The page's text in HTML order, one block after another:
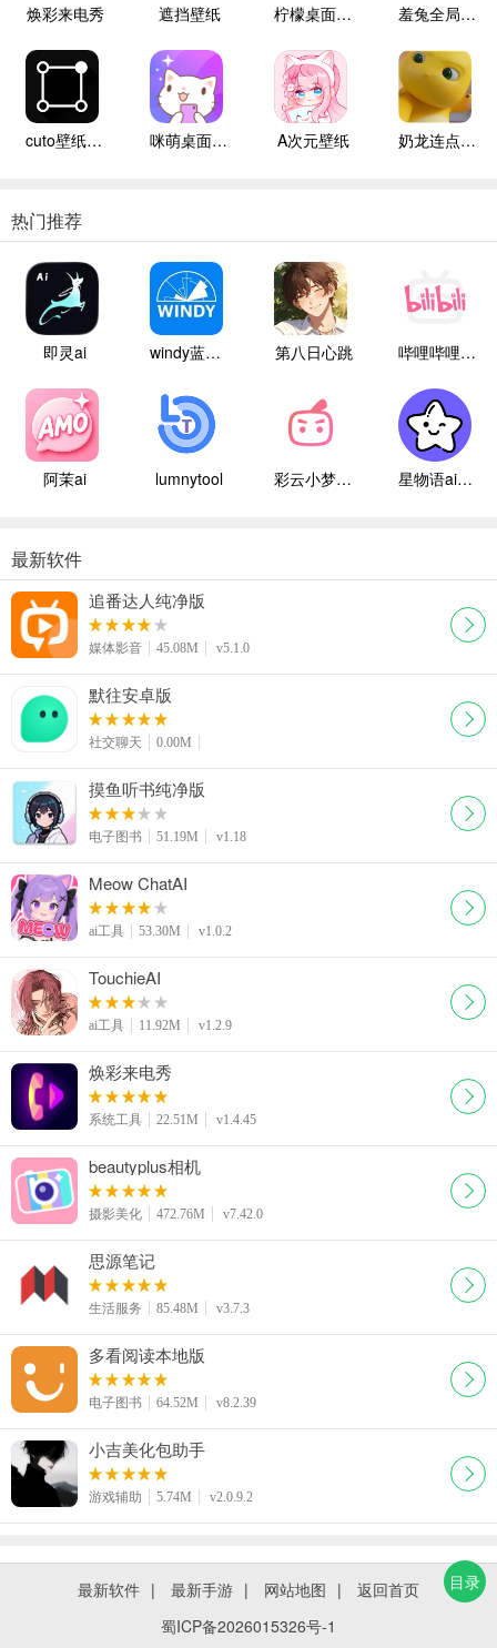
焕彩来电秀 遮挡壁纸 柠檬桌面宠物 羞兔全局壁纸纯净版
cuto壁纸高级版 咪萌桌面宠物 A次元壁纸 奶龙连点自动版
热门推荐
即灵ai windy蓝色气象 第八日心跳 哔哩哔哩白色版
阿茉ai lumnytool 彩云小梦国际版 星物语ai聊天
最新软件
追番达人纯净版
媒体影音 45.08M v5.1.0
默往安卓版
社交聊天 0.00M
摸鱼听书纯净版
电子图书 51.19M v1.18
Meow ChatAI
ai工具 53.30M v1.0.2
TouchieAI
ai工具 11.92M v1.2.9
焕彩来电秀
系统工具 22.51M v1.4.45
beautyplus相机
摄影美化 472.76M v7.42.0
思源笔记
生活服务 85.48M v3.7.3
多看阅读本地版
电子图书 64.52M v8.2.39
小吉美化包助手
游戏辅助 5.74M v2.0.9.2
最新软件 | 最新手游 | 网站地图 |
返回首页
蜀ICP备2026015326号-1
目录